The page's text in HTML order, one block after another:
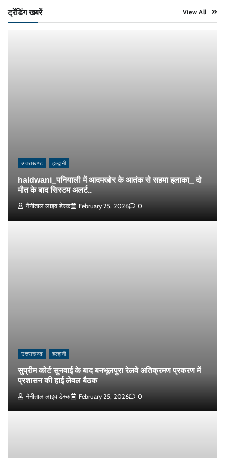
ट्रेंडिंग खबरें View All
उत्तराखण्ड हल्द्वानी
haldwani_पनियाली में आदमखोर के आतंक से सहमा इलाका_ दो
मौत के बाद सिस्टम अलर्ट..
नैनीताल लाइव डेस्क February 25, 2026 0
उत्तराखण्ड हल्द्वानी
सुप्रीम कोर्ट सुनवाई के बाद बनभूलपुरा रेलवे अतिक्रमण प्रकरण में
प्रशासन की हाई लेवल बैठक
नैनीताल लाइव डेस्क February 25, 2026 0